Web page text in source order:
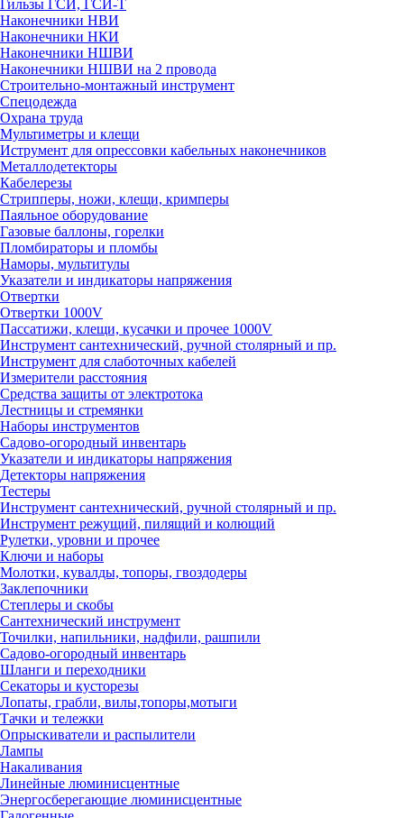
Гильзы ГСИ, ГСИ-Т
Наконечники НВИ
Наконечники НКИ
Наконечники НШВИ
Наконечники НШВИ на 2 провода
Строительно-монтажный инструмент
Спецодежда
Охрана труда
Мультиметры и клещи
Иструмент для опрессовки кабельных наконечников
Металлодетекторы
Кабелерезы
Стрипперы, ножи, клещи, кримперы
Паяльное оборудование
Газовые баллоны, горелки
Пломбираторы и пломбы
Наморы, мультитулы
Указатели и индикаторы напряжения
Отвертки
Отвертки 1000V
Пассатижи, клещи, кусачки и прочее 1000V
Инструмент сантехнический, ручной столярный и пр.
Инструмент для слаботочных кабелей
Измерители расстояния
Средства защиты от электротока
Лестницы и стремянки
Наборы инструментов
Садово-огородный инвентарь
Указатели и индикаторы напряжения
Детекторы напряжения
Тестеры
Инструмент сантехнический, ручной столярный и пр.
Инструмент режущий, пилящий и колющий
Рулетки, уровни и прочее
Ключи и наборы
Молотки, кувалды, топоры, гвоздодеры
Заклепочники
Степлеры и скобы
Сантехнический инструмент
Точилки, напильники, надфили, рашпили
Садово-огородный инвентарь
Шланги и переходники
Секаторы и кусторезы
Лопаты, грабли, вилы,топоры,мотыги
Тачки и тележки
Опрыскиватели и распылители
Лампы
Накаливания
Линейные люминисцентные
Энергосберегающие люминисцентные